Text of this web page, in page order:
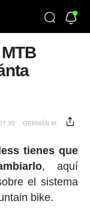
GERMÁN M.
tienes que
, aquí
el sistema
bike.